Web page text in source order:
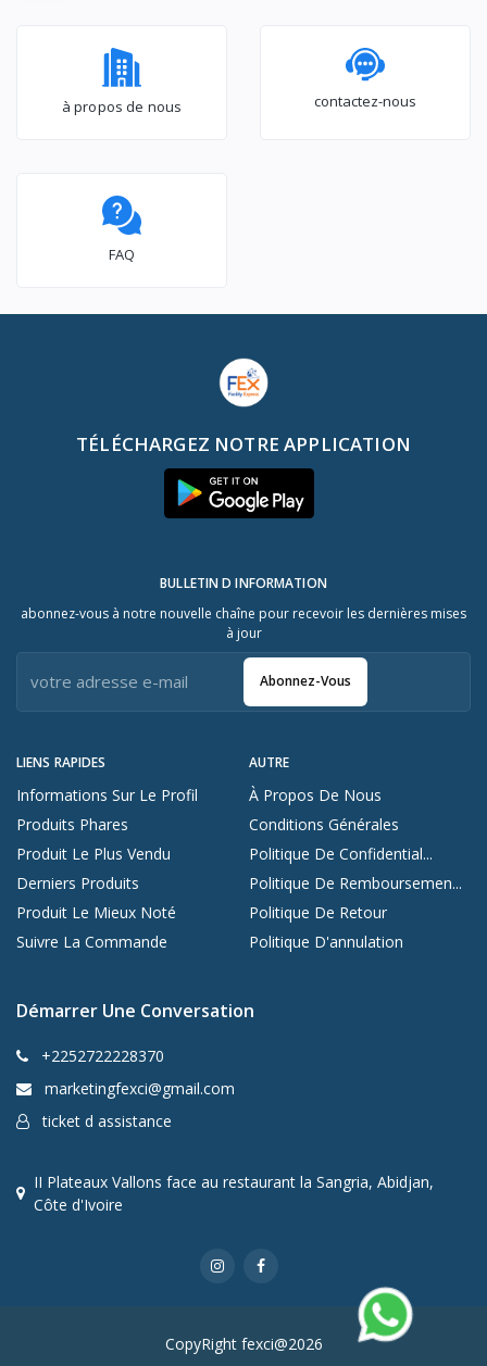
à propos de nous contactez-nous
FAQ
TÉLÉCHARGEZ NOTRE APPLICATION
LIENS RAPIDES
Informations Sur Le Profil
Produits Phares
Produit Le Plus Vendu
Derniers Produits
Produit Le Mieux Noté
Suivre La Commande
AUTRE
À Propos De Nous
Conditions Générales
Politique De Confidential...
Politique De Remboursemen...
Politique De Retour
Politique D'annulation
BULLETIN D INFORMATION
abonnez-vous à notre nouvelle chaîne pour recevoir les dernières mises
à jour
Abonnez-Vous
Démarrer Une Conversation
+2252722228370
marketingfexci@gmail.com
ticket d assistance
II Plateaux Vallons face au restaurant la Sangria, Abidjan,
Côte d'Ivoire
CopyRight fexci@2026